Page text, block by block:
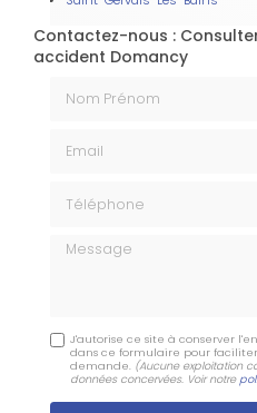
Contactez-nous :
accident Domancy
Message
J'autorise ce site à conserver
dans ce formulaire pour
demande. (Aucune exploitation
données concervées. Voir notre